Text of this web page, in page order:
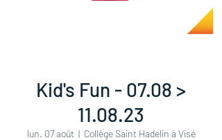
Kid's Fun - 07.08 >
11.08.23
lun. 07 août
  |
Collège Saint Hadelin à Visé